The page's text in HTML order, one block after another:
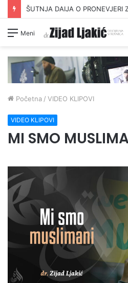
ŠUTNJA DAIJA O PRONEVJERI
Meni
Početna / VIDEO KLIPOVI
VIDEO KLIPOVI
MI SMO